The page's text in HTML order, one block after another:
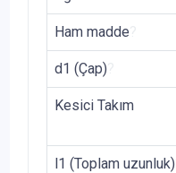
Ham madde
d1 (Çap)
Kesici Takım
l1 (Toplam uzunluk)